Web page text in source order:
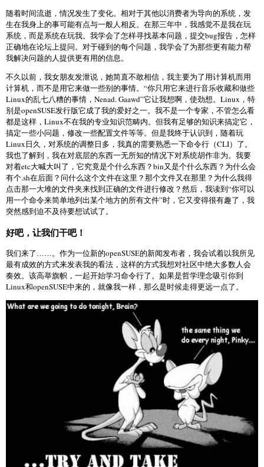
随着时间流逝，情况发生了变化。相对于其他以消费者为导向的系统，发
生在我身上的事可能有点与一般人相反。在那三年中，我感觉不是我在玩
系统，而是系统在玩我。我学会了怎样寻找基本问题，提交bug报告，怎样
正确地在论坛上提问。对于碰到的每个问题，我学会了为那些更有能力帮
我解决问题的人提供更有用的信息。
不久以前，我女朋友发泄说，她简直不敢相信，我主要为了用计算机而用
计算机，而不是用它来做一些别的事情。“你只用它来进行音乐收藏和做些
Linux的乱七八糟的事情，Nenad. Gaawd”它让我想啊，使劲想。Linux，特
别是openSUSE发行版它成了我的爱好之一。我不是一个专家，不管怎么看
都是这样，Linux不在我的专业知识范畴内。但我有足够的知识来搞定它，
搞定一些小问题，修改一些配置文件等等。但是我终于认识到，随着玩
Linux日久，对系统的调整日多，我真的需要熟悉一下命令行（CLI）了。
我也了解到，我在对底层的东西一无所知的情况下对系统胡作非为。我要
对着etc大喊大叫了，它究竟是个什么东西？bin又是个什么东西？为什么会
有个.sh在后面？问什么这个文件在这里？那个文件又在那里？为什么我得
点击那一大堆的文件夹来找到正确的文件进行修改？然后，我读到“你可以
用一个命令来简单地列出某个地方的所有文件”时，它又变得很有趣了，我
突然感到迫不及待要想试试了。
好吧，让我们干吧！
我们来了……。作为一位新的openSUSE的新闻发布者，我会试着以我所见
最有成效的方式来发表我的看法，这样的方式我想对社区中绝大多数人会
奏效。该高举旗帜，一起开始学习命令行了。如果是哲学理念吸引你到
Linux和openSUSE中来的，就像我一样，那么是时候走得更远一点了。